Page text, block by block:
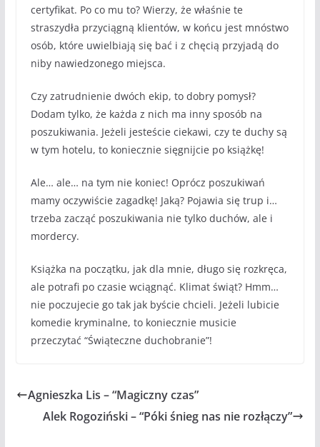
certyfikat. Po co mu to? Wierzy, że właśnie te
straszydła przyciągną klientów, w końcu jest mnóstwo
osób, które uwielbiają się bać i z chęcią przyjadą do
niby nawiedzonego miejsca.
Czy zatrudnienie dwóch ekip, to dobry pomysł?
Dodam tylko, że każda z nich ma inny sposób na
poszukiwania. Jeżeli jesteście ciekawi, czy te duchy są
w tym hotelu, to koniecznie sięgnijcie po książkę!
Ale… ale… na tym nie koniec! Oprócz poszukiwań
mamy oczywiście zagadkę! Jaką? Pojawia się trup i…
trzeba zacząć poszukiwania nie tylko duchów, ale i
mordercy.
Książka na początku, jak dla mnie, długo się rozkręca,
ale potrafi po czasie wciągnąć. Klimat świąt? Hmm…
nie poczujecie go tak jak byście chcieli. Jeżeli lubicie
komedie kryminalne, to koniecznie musicie
przeczytać “Świąteczne duchobranie”!
Agnieszka Lis – “Magiczny czas”
Alek Rogoziński – “Póki śnieg nas nie rozłączy”